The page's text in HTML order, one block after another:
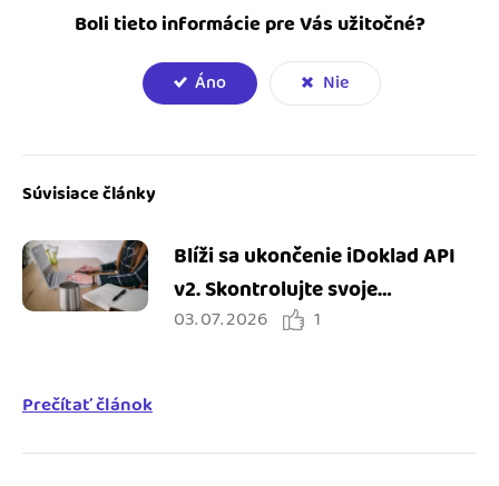
Boli tieto informácie pre Vás užitočné?
Áno Nie
Súvisiace články
Blíži sa ukončenie iDoklad API
v2. Skontrolujte svoje
integrácie
03. 07. 2026 1
Prečítať článok